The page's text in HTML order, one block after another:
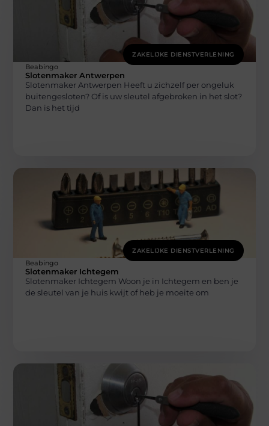
ZAKELIJKE DIENSTVERLENING
Beabingo
Slotenmaker Antwerpen
Slotenmaker Antwerpen Heeft u zichzelf per ongeluk
buitengesloten? Of is uw sleutel afgebroken in het slot?
Dan is het tijd
ZAKELIJKE DIENSTVERLENING
Beabingo
Slotenmaker Ichtegem
Slotenmaker Ichtegem Woon je in Ichtegem en ben je
de sleutel van je huis kwijt of heb je moeite om